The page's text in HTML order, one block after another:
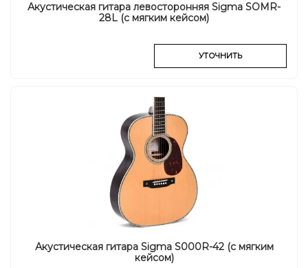
Акустическая гитара левосторонняя Sigma SOMR-
28L (с мягким кейсом)
УТОЧНИТЬ
Акустическая гитара Sigma S000R-42 (с мягким
кейсом)